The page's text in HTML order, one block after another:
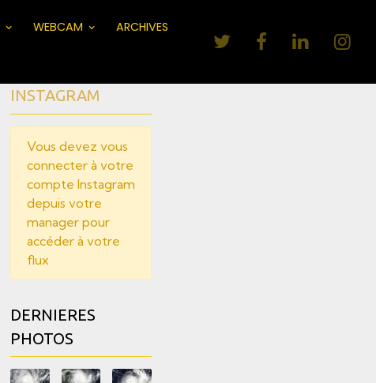
WEBCAM
ARCHIVES
INSTAGRAM
Vous devez vous
connecter à votre
compte Instagram
depuis votre
manager pour
accéder à votre
flux
DERNIERES
PHOTOS